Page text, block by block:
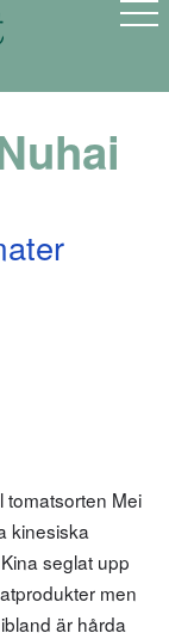
tomatsorten Mei
kinesiska
seglat upp
men
är hårda